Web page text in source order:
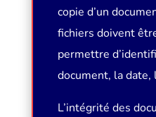
copie d’un
fichiers doivent
permettre
document, la date,
L’intégrité des